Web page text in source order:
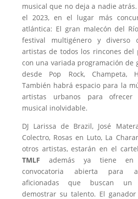
musical que no deja a nadie
el 2023, en el lugar más
atlántica: El gran malecón del
festival multigénero y diverso
artistas de todos los rincones del
con una variada programación de
desde Pop Rock, Champeta,
También habrá espacio para la
artistas urbanos para ofrecer
musical inolvidable.
DJ Larissa de Brazil, José
Colectro, Rosas en Luto, La
otros artistas, estarán en el
TMLF además ya tiene en
convocatoria abierta para
aficionadas que buscan un
demostrar su talento. El